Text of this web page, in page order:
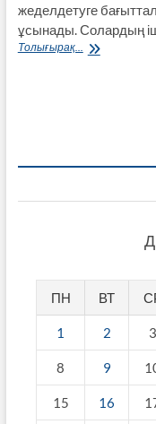
жеделдетуге
ұсынады. Солардың
Толығырақ...
Қызмет
ПН ВТ
1 2 3
8 9
15 16